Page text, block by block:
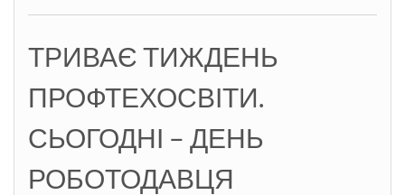
ТРИВАЄ ТИЖДЕНЬ
ПРОФТЕХОСВІТИ.
СЬОГОДНІ – ДЕНЬ
РОБОТОДАВЦЯ